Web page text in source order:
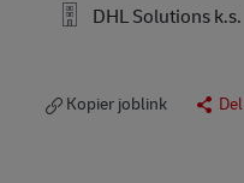
DHL Solutions k.s.
Kopier joblink Del